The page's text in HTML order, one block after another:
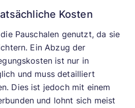
Kosten
Pauschalen genutzt, da sie
Ein Abzug der
ist nur in
und muss detailliert
Dies ist jedoch mit einem
und lohnt sich meist